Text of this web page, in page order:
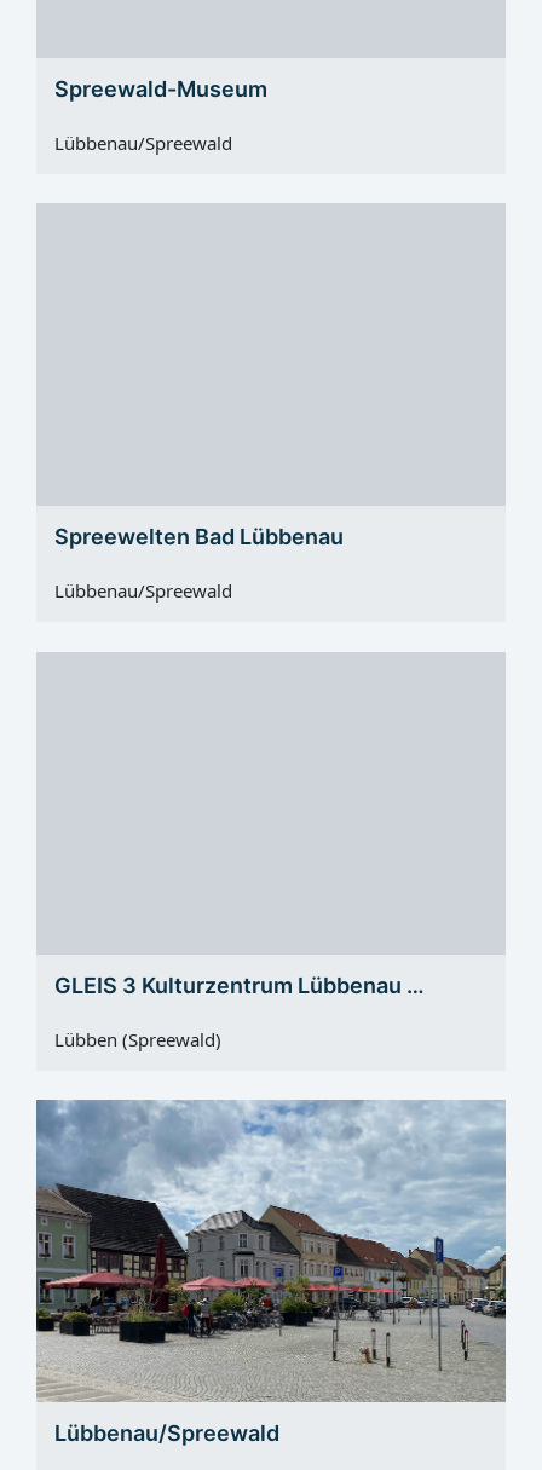
Spreewald-Museum
Lübbenau/Spreewald
Spreewelten Bad Lübbenau
Lübbenau/Spreewald
GLEIS 3 Kulturzentrum Lübbenau …
Lübben (Spreewald)
Lübbenau/Spreewald